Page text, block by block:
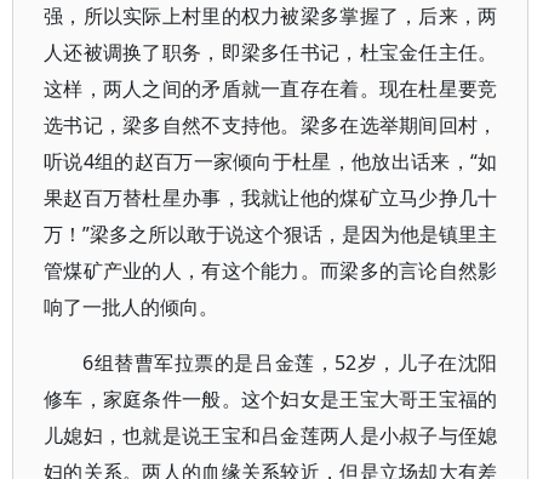
强，所以实际上村里的权力被梁多掌握了，后来，两
人还被调换了职务，即梁多任书记，杜宝金任主任。
这样，两人之间的矛盾就一直存在着。现在杜星要竞
选书记，梁多自然不支持他。梁多在选举期间回村，
听说4组的赵百万一家倾向于杜星，他放出话来，“如
果赵百万替杜星办事，我就让他的煤矿立马少挣几十
万！”梁多之所以敢于说这个狠话，是因为他是镇里主
管煤矿产业的人，有这个能力。而梁多的言论自然影
响了一批人的倾向。
6组替曹军拉票的是吕金莲，52岁，儿子在沈阳
修车，家庭条件一般。这个妇女是王宝大哥王宝福的
儿媳妇，也就是说王宝和吕金莲两人是小叔子与侄媳
妇的关系。两人的血缘关系较近，但是立场却大有差